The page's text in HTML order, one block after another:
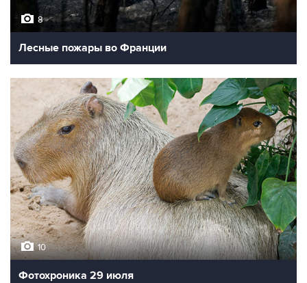
8
Лесные пожары во Франции
10
Фотохроника 29 июля